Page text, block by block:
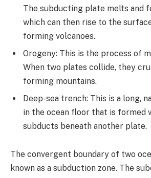
The subducting plate melts and
which can then rise to the
forming volcanoes.
Orogeny: This is the process of
When two plates collide, they
forming mountains.
Deep-sea trench: This is a long,
in the ocean floor that is formed
subducts beneath another plate.
The convergent boundary of two
known as a subduction zone. The